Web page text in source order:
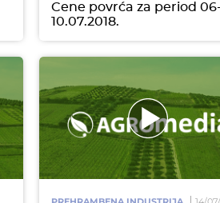
Cene povrća za period
10.07.2018.